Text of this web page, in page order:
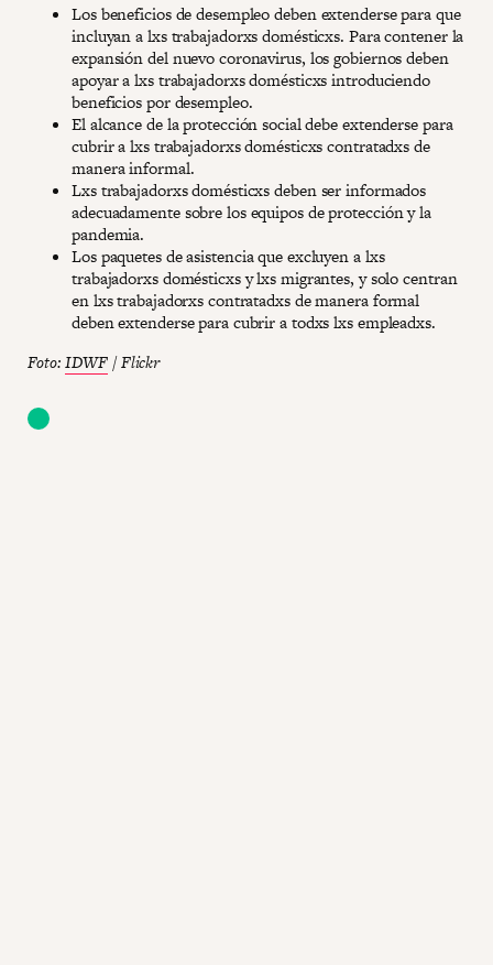
Los beneficios de desempleo deben extenderse para que
incluyan a lxs trabajadorxs domésticxs. Para contener la
expansión del nuevo coronavirus, los gobiernos deben
apoyar a lxs trabajadorxs domésticxs introduciendo
beneficios por desempleo.
El alcance de la protección social debe extenderse para
cubrir a lxs trabajadorxs domésticxs contratadxs de
manera informal.
Lxs trabajadorxs domésticxs deben ser informados
adecuadamente sobre los equipos de protección y la
pandemia.
Los paquetes de asistencia que excluyen a lxs
trabajadorxs domésticxs y lxs migrantes, y solo centran
en lxs trabajadorxs contratadxs de manera formal
deben extenderse para cubrir a todxs lxs empleadxs.
Foto:IDWF / Flickr